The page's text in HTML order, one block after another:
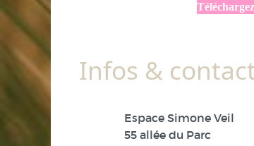
Infos &
Espace Simone Veil
55 allée du Parc